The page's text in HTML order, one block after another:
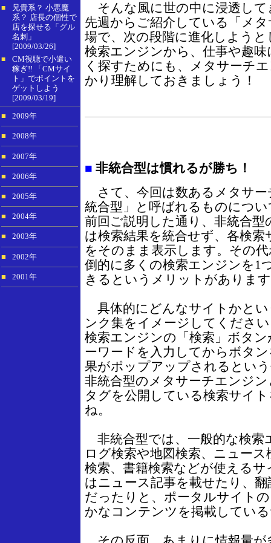
■
兄貴系？ 小悪魔
系？ 店長の個性で
店を探せる「グル
名刺」
[2009/03/26]
■
CM視聴で小遣い
稼ぎ!! 「CMサイ
ト」でポイントを
ゲットしよう
[2009/03/19]
■ 2009年
■ 2008年
■ 2007年
■ 2006年
■ 2005年
■ 2004年
■ 2003年
■ 2002年
■ 2001年
そんな風に世の中に浸透して
先週からご紹介している「メ
場で、次の段階に進化しよう
検索エンジンから、仕事や趣
く探すためにも、メタサーチ
かり理解しておきましょう！
■ 非統合型は慣れるが勝ち！
さて、今回は数あるメタサー
統合型」と呼ばれるものにつ
前回ご説明した通り、非統合
は検索結果を統合せず、各検
をそのまま表示します。その
倒的に多くの検索エンジンを1
きるというメリットがありま
具体的にどんなサイトかと
ンク集をイメージしてくださ
検索エンジンの「検索」ボタ
ーワードを入力してからボタ
果がポップアップされるとい
非統合型のメタサーチエンジ
タグを公開している検索サイ
ね。
非統合型では、一般的な検索
ログ検索や地図検索、ニュー
検索、書籍検索などが使える
はニュース記事を載せたり、
だったりと、ポータルサイト
かなコンテンツを掲載してい